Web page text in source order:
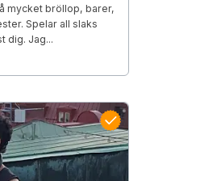
mycket bröllop, barer,
Spelar all slaks
dig. Jag...